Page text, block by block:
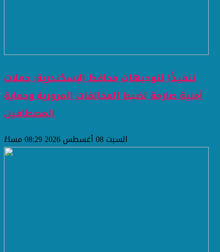
تنفيذًا لتوجيهات محافظ الإسكندرية: حملات
أمنية صارمة لضبط المخالفات المرورية وحماية
المصطافين
السبت 08 أغسطس 2026 08:29 مساءً